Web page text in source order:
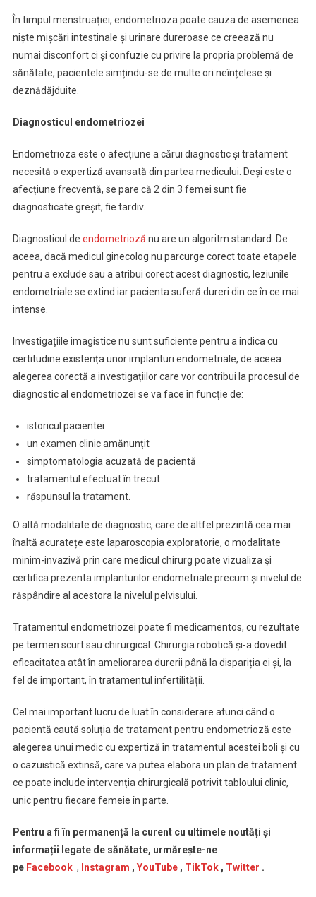
În timpul menstruației, endometrioza poate cauza de asemenea
niște mișcări intestinale și urinare dureroase ce creează nu
numai disconfort ci și confuzie cu privire la propria problemă de
sănătate, pacientele simțindu-se de multe ori neînțelese și
deznădăjduite.
Diagnosticul endometriozei
Endometrioza este o afecțiune a cărui diagnostic și tratament
necesită o expertiză avansată din partea medicului. Deși este o
afecțiune frecventă, se pare că 2 din 3 femei sunt fie
diagnosticate greșit, fie tardiv.
Diagnosticul de endometrioză nu are un algoritm standard. De
aceea, dacă medicul ginecolog nu parcurge corect toate etapele
pentru a exclude sau a atribui corect acest diagnostic, leziunile
endometriale se extind iar pacienta suferă dureri din ce în ce mai
intense.
Investigațiile imagistice nu sunt suficiente pentru a indica cu
certitudine existența unor implanturi endometriale, de aceea
alegerea corectă a investigațiilor care vor contribui la procesul de
diagnostic al endometriozei se va face în funcție de:
istoricul pacientei
un examen clinic amănunțit
simptomatologia acuzată de pacientă
tratamentul efectuat în trecut
răspunsul la tratament.
O altă modalitate de diagnostic, care de altfel prezintă cea mai
înaltă acuratețe este laparoscopia exploratorie, o modalitate
minim-invazivă prin care medicul chirurg poate vizualiza și
certifica prezenta implanturilor endometriale precum și nivelul de
răspândire al acestora la nivelul pelvisului.
Tratamentul endometriozei poate fi medicamentos, cu rezultate
pe termen scurt sau chirurgical. Chirurgia robotică și-a dovedit
eficacitatea atât în ameliorarea durerii până la dispariția ei și, la
fel de important, în tratamentul infertilității.
Cel mai important lucru de luat în considerare atunci când o
pacientă caută soluția de tratament pentru endometrioză este
alegerea unui medic cu expertiză în tratamentul acestei boli și cu
o cazuistică extinsă, care va putea elabora un plan de tratament
ce poate include intervenția chirurgicală potrivit tabloului clinic,
unic pentru fiecare femeie în parte.
Pentru a fi în permanență la curent cu ultimele noutăți și
informații legate de sănătate, urmărește-ne
pe Facebook, Instagram , YouTube, TikTok , Twitter .